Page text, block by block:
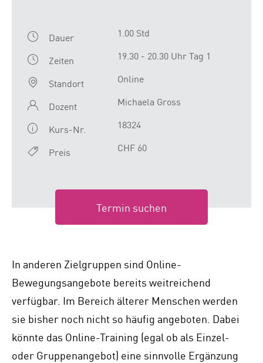
Dauer
1.00 Std
Zeiten
19.30 - 20.30 Uhr Tag 1
Standort
Online
Dozent
Michaela Gross
Kurs-Nr.
18324
Preis
CHF 60
Termin suchen
In anderen Zielgruppen sind Online-
Bewegungsangebote bereits weitreichend
verfügbar. Im Bereich älterer Menschen werden
sie bisher noch nicht so häufig angeboten. Dabei
könnte das Online-Training (egal ob als Einzel-
oder Gruppenangebot) eine sinnvolle Ergänzung